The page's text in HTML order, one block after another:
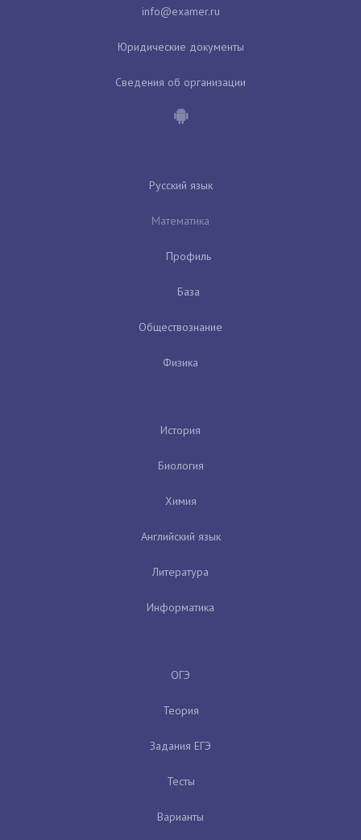
Юридические документы
Сведения об организации
Русский язык
Математика
Профиль
База
Обществознание
Физика
История
Биология
Химия
Английский язык
Литература
Информатика
ОГЭ
Теория
Задания ЕГЭ
Тесты
Варианты